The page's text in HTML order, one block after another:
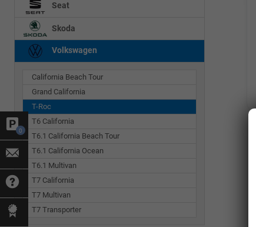
0
Seat
Skoda
Volkswagen
California Beach Tour
Grand California
T-Roc
T6 California
T6.1 California Beach Tour
T6.1 California Ocean
T6.1 Multivan
T7 California
T7 Multivan
T7 Transporter